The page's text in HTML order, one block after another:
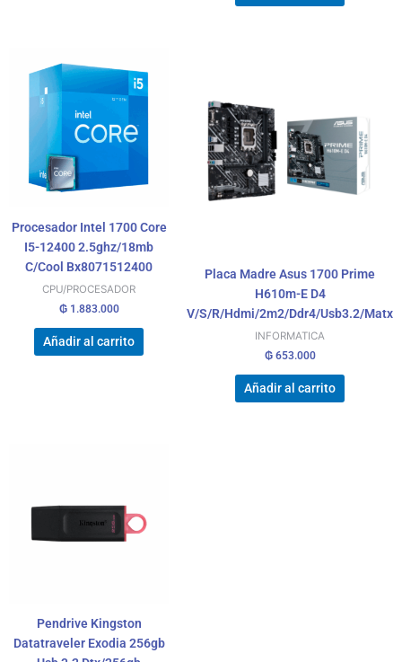
Procesador Intel 1700 Core
I5-12400 2.5ghz/18mb
C/Cool Bx8071512400
CPU/PROCESADOR
₲1.883.000
Añadir al carrito
Placa Madre Asus 1700 Prime
H610m-E D4
V/S/R/Hdmi/2m2/Ddr4/Usb3.2/Matx
INFORMATICA
₲653.000
Añadir al carrito
Pendrive Kingston
Datatraveler Exodia 256gb